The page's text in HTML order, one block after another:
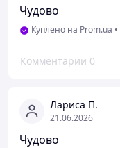
Чудово
Куплено на Prom.ua •
Комментарии 0
Лариса П.
21.06.2026
Чудово